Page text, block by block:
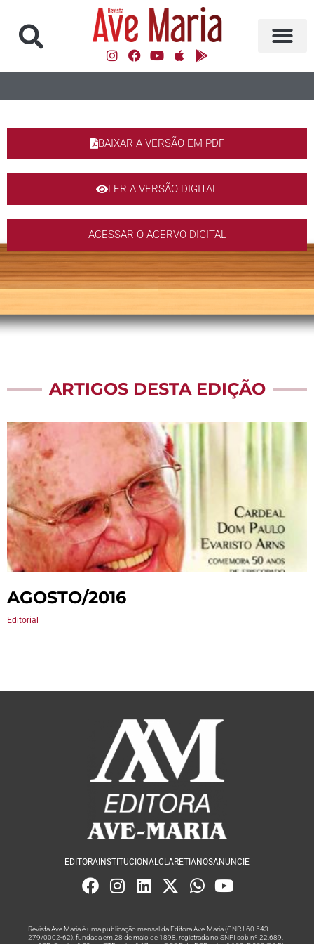
BAIXAR A VERSÃO EM PDF
LER A VERSÃO DIGITAL
ACESSAR O ACERVO DIGITAL
ARTIGOS DESTA EDIÇÃO
AGOSTO/2016
Editorial
EDITORA INSTITUCIONALCLARETIANOSANUNCIE
Revista Ave Maria é uma publicação mensal da Editora Ave-Maria (CNPJ 60.543.
279/0002-62), fundada em 28 de maio de 1898, registrada no SNPI sob nº 22.689,